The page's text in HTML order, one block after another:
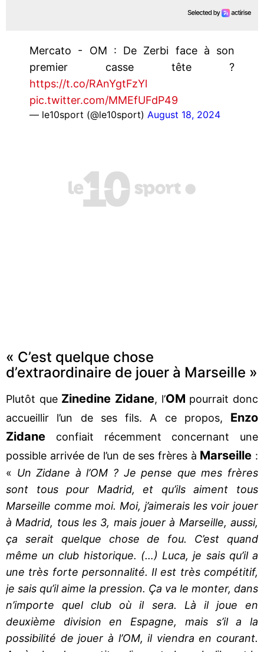
Mercato - OM : De Zerbi face à son
premier casse tête ?
https://t.co/RAnYgtFzYl
pic.twitter.com/MMEfUFdP49
— le10sport (@le10sport) August 18, 2024
« C’est quelque chose
d’extraordinaire de jouer à Marseille »
Plutôt que Zinedine Zidane, l’OM pourrait donc
accueillir l’un de ses fils. A ce propos, Enzo
Zidane confiait récemment concernant une
possible arrivée de l’un de ses frères à Marseille :
« Un Zidane à l’OM ? Je pense que mes frères
sont tous pour Madrid, et qu’ils aiment tous
Marseille comme moi. Moi, j’aimerais les voir jouer
à Madrid, tous les 3, mais jouer à Marseille, aussi,
ça serait quelque chose de fou. C’est quand
même un club historique. (…) Luca, je sais qu’il a
une très forte personnalité. Il est très compétitif,
je sais qu’il aime la pression. Ça va le monter, dans
n’importe quel club où il sera. Là il joue en
deuxième division en Espagne, mais s’il a la
possibilité de jouer à l’OM, il viendra en courant.